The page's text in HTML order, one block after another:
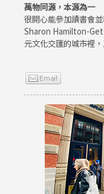
萬物同源，本源為一
很開心能參加讀書會
Sharon Hamilton-
元文化交匯的城市裡